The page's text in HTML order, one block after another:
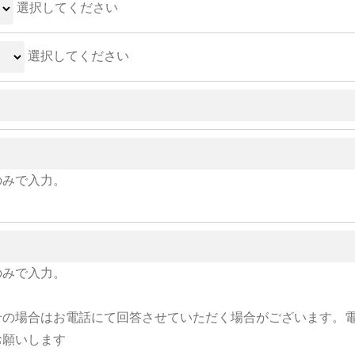
選択してください
選択してください
で入力。
で入力。
場合はお電話にて回答させていただく場合がございます。
いします